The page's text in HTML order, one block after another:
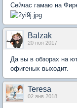
Сейчас гамаю на
Balzak
20 ноя 2017
Да вы в обзорах на
офигеных выходит.
Teresa
02 янв 2018